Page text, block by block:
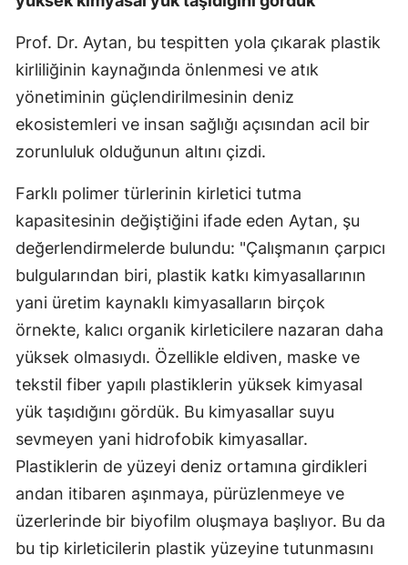
Prof. Dr. Aytan, bu tespitten yola çıkarak plastik
kirliliğinin kaynağında önlenmesi ve atık
yönetiminin güçlendirilmesinin deniz
ekosistemleri ve insan sağlığı açısından acil bir
zorunluluk olduğunun altını çizdi.
Farklı polimer türlerinin kirletici tutma
kapasitesinin değiştiğini ifade eden Aytan, şu
değerlendirmelerde bulundu: "Çalışmanın çarpıcı
bulgularından biri, plastik katkı kimyasallarının
yani üretim kaynaklı kimyasalların birçok
örnekte, kalıcı organik kirleticilere nazaran daha
yüksek olmasıydı. Özellikle eldiven, maske ve
tekstil fiber yapılı plastiklerin yüksek kimyasal
yük taşıdığını gördük. Bu kimyasallar suyu
sevmeyen yani hidrofobik kimyasallar.
Plastiklerin de yüzeyi deniz ortamına girdikleri
andan itibaren aşınmaya, pürüzlenmeye ve
üzerlerinde bir biyofilm oluşmaya başlıyor. Bu da
bu tip kirleticilerin plastik yüzeyine tutunmasını